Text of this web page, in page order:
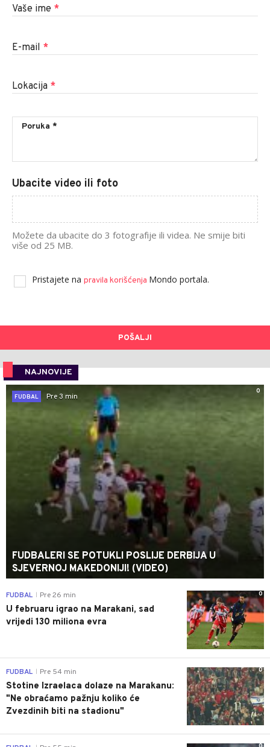
Vaše ime *
E-mail *
Lokacija *
Ubacite video ili foto
Možete da ubacite do 3 fotografije ili videa. Ne smije biti
više od 25 MB.
Pristajete na pravila korišćenja Mondo portala.
POŠALJI
NAJNOVIJE
0
FUDBAL
Pre 3 min
FUDBALERI SE POTUKLI POSLIJE DERBIJA U
SJEVERNOJ MAKEDONIJI! (VIDEO)
0
FUDBAL Pre 26 min
U februaru igrao na Marakani, sad
vrijedi 130 miliona evra
0
FUDBAL Pre 54 min
Stotine Izraelaca dolaze na Marakanu:
"Ne obraćamo pažnju koliko će
Zvezdinih biti na stadionu"